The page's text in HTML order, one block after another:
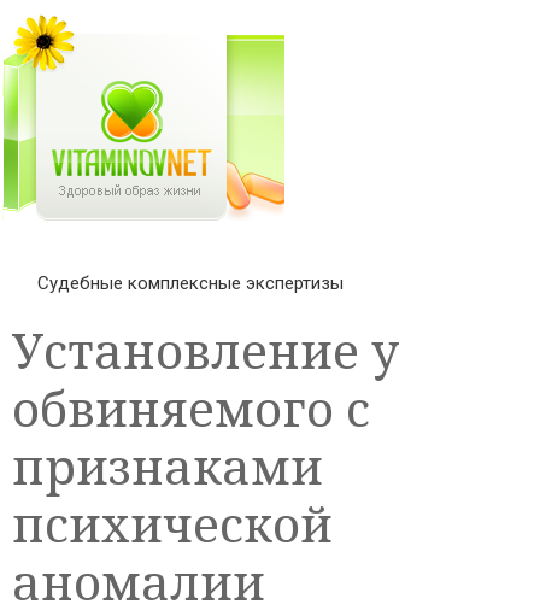
Судебные комплексные экспертизы
Установление у
обвиняемого с
признаками
психической
аномалии